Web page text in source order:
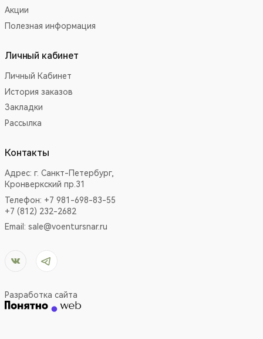
Акции
Полезная информация
Личный кабинет
Личный Кабинет
История заказов
Закладки
Рассылка
Контакты
Адрес: г. Санкт-Петербург,
Кронверкский пр.31
Телефон: +7 981-698-83-55
+7 (812) 232-2682
Email: sale@voentursnar.ru
Разработка сайта